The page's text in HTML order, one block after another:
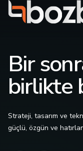
Bir
birlikte
Strateji, tasarım ve
güçlü, özgün ve